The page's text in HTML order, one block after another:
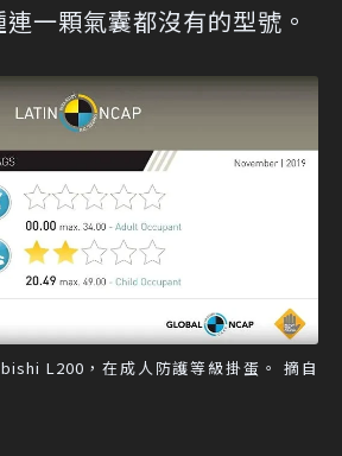
一顆氣囊都沒有的型號。
L200，在成人防護等級掛蛋。 摘自